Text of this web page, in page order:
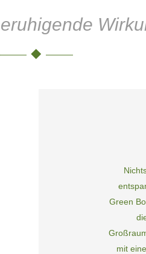
Green
mit